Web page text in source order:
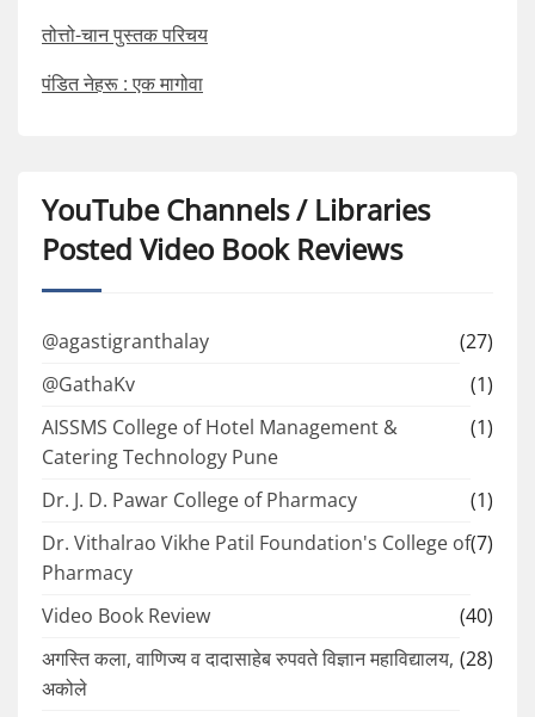
तोत्तो-चान पुस्तक परिचय
पंडित नेहरू : एक मागोवा
YouTube Channels / Libraries
Posted Video Book Reviews
@agastigranthalay
(27)
@GathaKv
(1)
AISSMS College of Hotel Management &
Catering Technology Pune
(1)
Dr. J. D. Pawar College of Pharmacy
(1)
Dr. Vithalrao Vikhe Patil Foundation's College of
Pharmacy
(7)
Video Book Review
(40)
अगस्ति कला, वाणिज्य व दादासाहेब रुपवते विज्ञान महाविद्यालय,
अकोले
(28)